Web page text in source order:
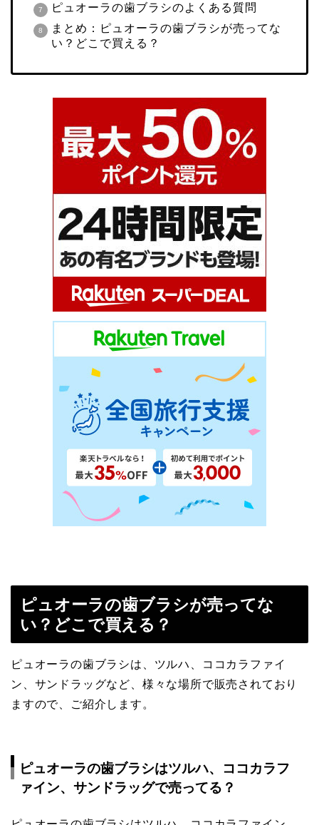
ピュオーラの歯ブラシのよくある質問
まとめ：ピュオーラの歯ブラシが売ってな
い？どこで買える？
ピュオーラの歯ブラシが売ってな
い？どこで買える？
ピュオーラの歯ブラシは、ツルハ、ココカラファイ
ン、サンドラッグなど、様々な場所で販売されており
ますので、ご紹介します。
ピュオーラの歯ブラシはツルハ、ココカラフ
ァイン、サンドラッグで売ってる？